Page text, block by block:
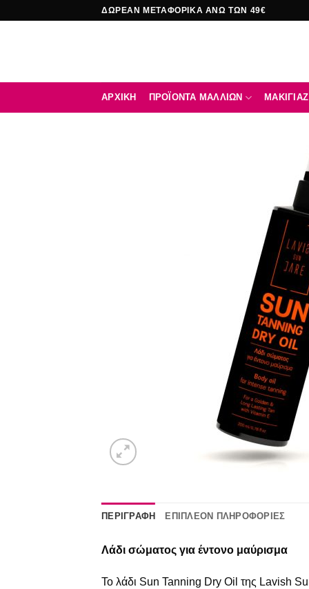
ΔΩΡΕΑΝ ΜΕΤΑΦΟΡΙΚΑ ΑΝΩ ΤΩΝ 49€
ΑΡΧΙΚΉ ΠΡΟΪΟΝΤΑ ΜΑΛΛΙΩΝ ΜΑΚΙΓΙΑΖ
ΠΕΡΙΓΡΑΦΉ ΕΠΙΠΛΈΟΝ ΠΛΗΡΟΦΟΡΊΕΣ
Λάδι σώματος για έντονο μαύρισμα
Το λάδι Sun Tanning Dry Oil της Lavish